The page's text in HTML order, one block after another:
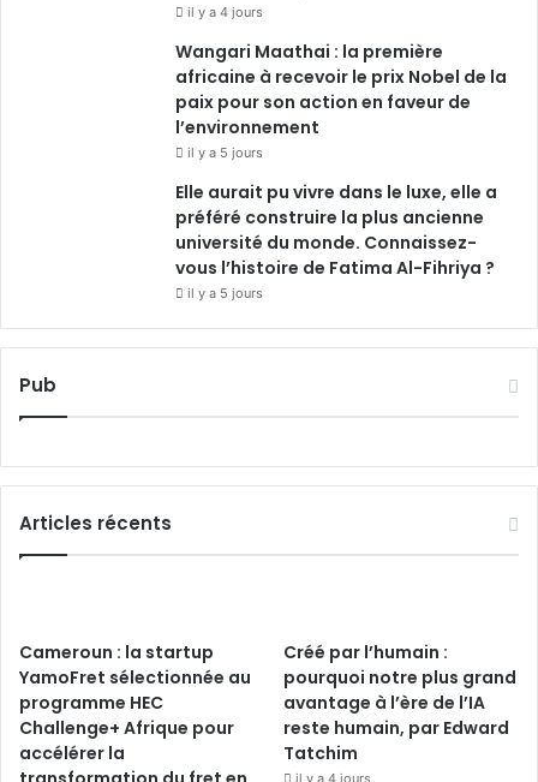
il y a 4 jours
Wangari Maathai : la première
africaine à recevoir le prix Nobel de la
paix pour son action en faveur de
l’environnement
il y a 5 jours
Elle aurait pu vivre dans le luxe, elle a
préféré construire la plus ancienne
université du monde. Connaissez-
vous l’histoire de Fatima Al-Fihriya ?
il y a 5 jours
Pub
Articles récents
Cameroun : la startup
YamoFret sélectionnée au
programme HEC
Challenge+ Afrique pour
accélérer la
Créé par l’humain :
pourquoi notre plus grand
avantage à l’ère de l’IA
reste humain, par Edward
Tatchim
il y a 4 jours